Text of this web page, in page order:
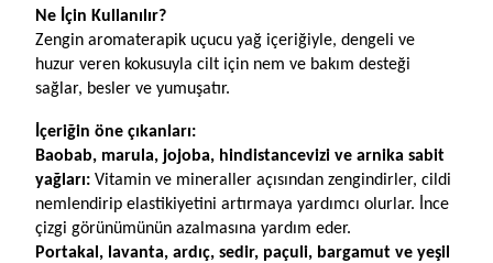
Ne İçin Kullanılır?
Zengin aromaterapik uçucu yağ içeriğiyle, dengeli ve
huzur veren kokusuyla cilt için nem ve bakım desteği
sağlar, besler ve yumuşatır.
İçeriğin öne çıkanları:
Baobab, marula, jojoba, hindistancevizi ve arnika sabit
yağları: Vitamin ve mineraller açısından zengindirler, cildi
nemlendirip elastikiyetini artırmaya yardımcı olurlar. İnce
çizgi görünümünün azalmasına yardım eder.
Portakal, lavanta, ardıç, sedir, paçuli, bargamut ve yeşil